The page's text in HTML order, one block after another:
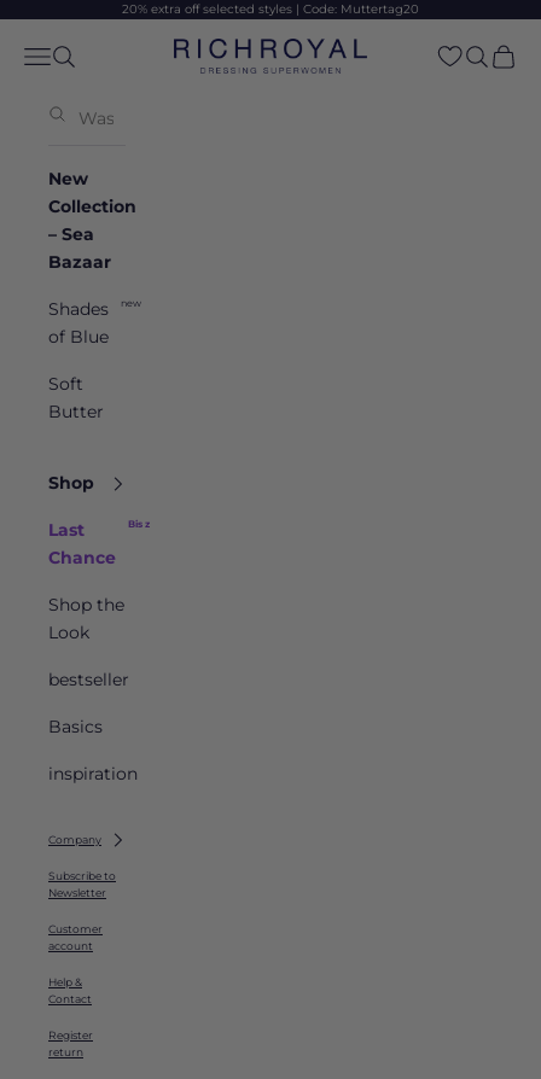
Skip to content20% extra off selected styles | Code: Muttertag20
Rich & Royal
Open navigation menu
Open search Open
New
Collection
– Sea
Bazaar
Shades
of Blue
new
Soft
Butter
Shop
Last
Chance
Bis zu -50 %
Shop the
Look
bestseller
Basics
inspiration
Company
Subscribe to
Newsletter
Customer
account
Help &
Contact
Register
return